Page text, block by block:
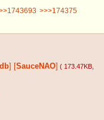
>>>174375
SauceNAO ( 173.47KB